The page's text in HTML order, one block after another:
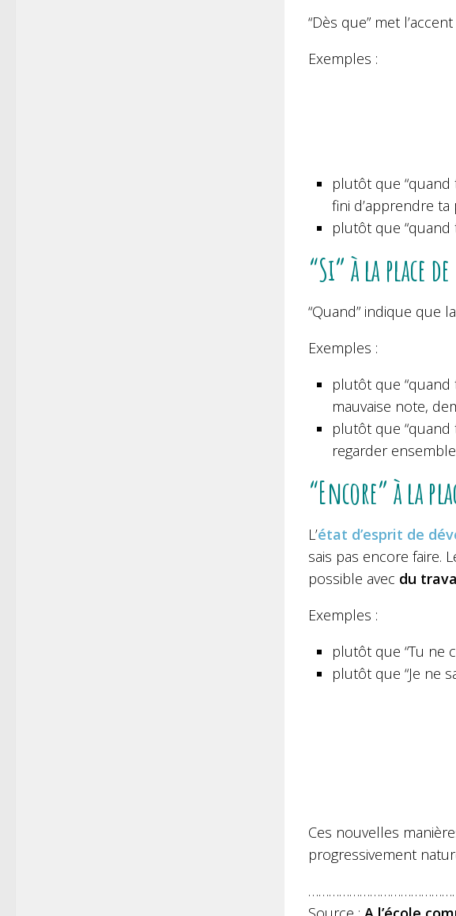
“Dès que” met l’accent
Exemples :
plutôt que “quand
fini d’apprendre
plutôt que “quand
“Si” à la place
“Quand” indique que
Exemples :
plutôt que “quand
mauvaise note,
plutôt que “quand
regarder
“Encore” à la
L’état d’esprit de
sais pas encore faire.
possible avec du
Exemples :
plutôt que “Tu ne
plutôt que “Je ne
Ces nouvelles
progressivement